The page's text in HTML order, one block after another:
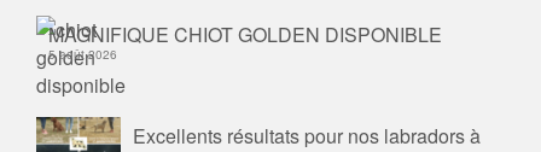
MAGNIFIQUE CHIOT GOLDEN DISPONIBLE
5 août 2026
Excellents résultats pour nos labradors à